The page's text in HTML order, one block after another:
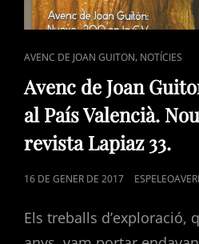
CAT
LINKS
AVENC DE JOAN GUITON, NOTÍCIES
Avenc de Joan
al País Valencià.
revista Lapiaz 33.
POSTED
16 DE GENER DE 2017
Els treballs d’exploració,